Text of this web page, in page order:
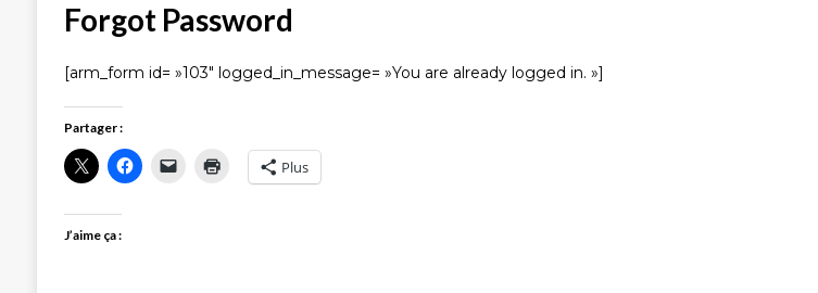
Forgot Password
[arm_form id= »103″ logged_in_message= »You are already logged in. »]
Partager :
Plus
J’aime ça :